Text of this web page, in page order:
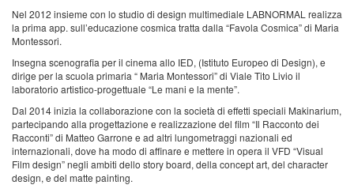
Nel 2012 insieme con lo studio di design multimediale LABNORMAL realizza
la prima app. sull’educazione cosmica tratta dalla “Favola Cosmica” di Maria
Montessori.
Insegna scenografia per il cinema allo IED, (Istituto Europeo di Design), e
dirige per la scuola primaria “ Maria Montessori” di Viale Tito Livio il
laboratorio artistico-progettuale “Le mani e la mente”.
Dal 2014 inizia la collaborazione con la società di effetti speciali Makinarium,
partecipando alla progettazione e realizzazione del film “Il Racconto dei
Racconti” di Matteo Garrone e ad altri lungometraggi nazionali ed
internazionali, dove ha modo di affinare e mettere in opera il VFD “Visual
Film design” negli ambiti dello story board, della concept art, del character
design, e del matte painting.